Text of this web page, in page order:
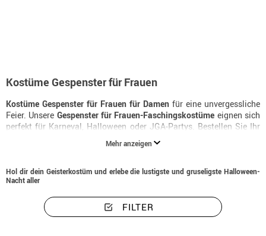
Kostüme Gespenster für Frauen
Kostüme Gespenster für Frauen für Damen für eine unvergessliche
Feier. Unsere Gespenster für Frauen-Faschingskostüme eignen sich
perfekt für Karneval, Halloween oder JGA-Partys. Bestellen Sie Ihr
Damenkostüm gespenster für frauen
Mehr anzeigen
Hol dir dein Geisterkostüm und erlebe die lustigste und gruseligste Halloween-
Nacht aller
FILTER